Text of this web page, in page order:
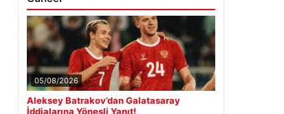
05/08/2026
Aleksey Batrakov’dan Galatasaray
İddialarına Yöneşli Yanıt!